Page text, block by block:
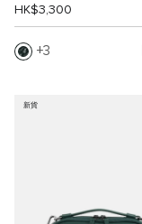
HK$3,300
3
新貨